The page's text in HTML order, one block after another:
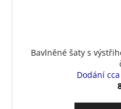
Bavlněné šaty s
Dodání